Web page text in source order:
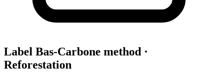
Label Bas-Carbone method ·
Reforestation